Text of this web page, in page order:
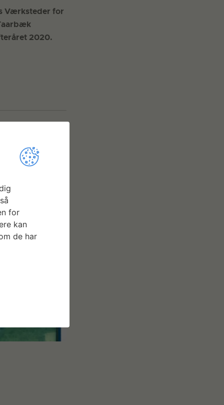
Værksteder for
2020.
for
kan
de har